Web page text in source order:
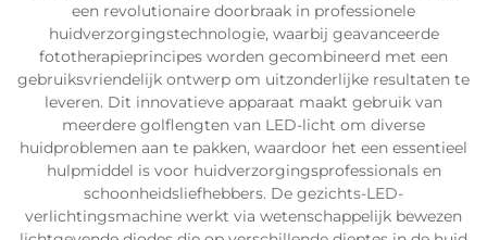
een revolutionaire doorbraak in professionele
huidverzorgingstechnologie, waarbij geavanceerde
fototherapieprincipes worden gecombineerd met een
gebruiksvriendelijk ontwerp om uitzonderlijke resultaten te
leveren. Dit innovatieve apparaat maakt gebruik van
meerdere golflengten van LED-licht om diverse
huidproblemen aan te pakken, waardoor het een essentieel
hulpmiddel is voor huidverzorgingsprofessionals en
schoonheidsliefhebbers. De gezichts-LED-
verlichtingsmachine werkt via wetenschappelijk bewezen